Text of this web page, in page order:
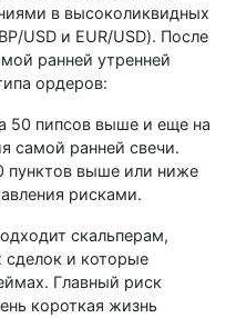
в высоколиквидных
USD и EUR/USD). После
ранней утренней
ордеров:
50 пипсов выше и еще на
самой ранней свечи.
пунктов выше или ниже
рисками.
скальперам,
и которые
Главный риск
короткая жизнь